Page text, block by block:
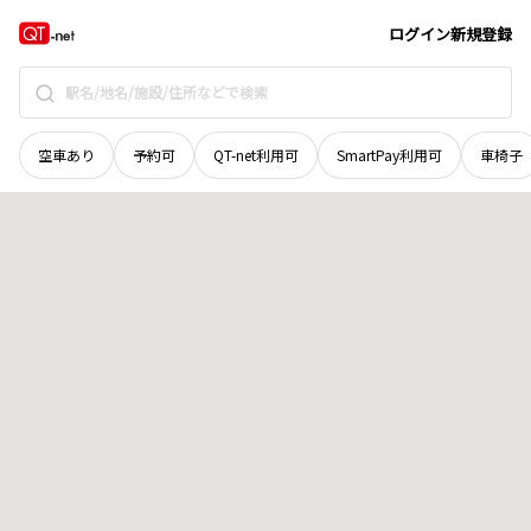
ログイン新規登録
空車あり 予約可 QT-net利用可 SmartPay利用可 車椅子
香川県